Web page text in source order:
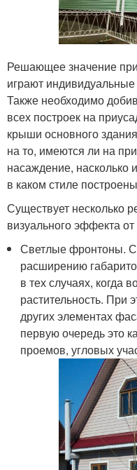
Решающее значение
играют
Также необходимо
всех построек на
крыши основного
на то, имеются ли на
насаждение, насколько
в каком стиле
Существует несколько
визуального эффекта
Светлые фронтоны.
расширению
в тех случаях, когда
растительность. При
других элементах
первую очередь это
проемов, угловых